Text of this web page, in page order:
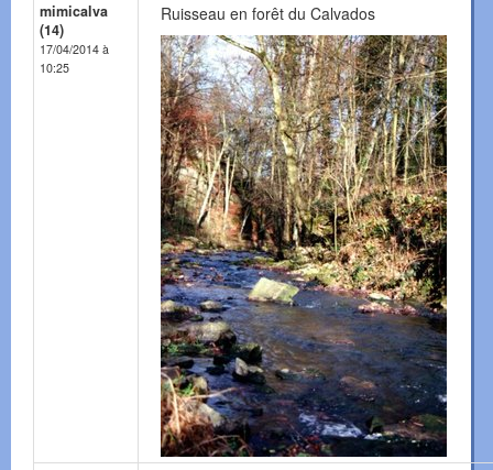
mimicalva
(14)
17/04/2014 à
10:25
Ruisseau en forêt du Calvados